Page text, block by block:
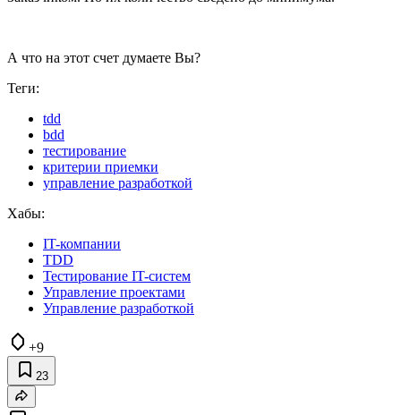
А что на этот счет думаете Вы?
Теги:
tdd
bdd
тестирование
критерии приемки
управление разработкой
Хабы:
IT-компании
TDD
Тестирование IT-систем
Управление проектами
Управление разработкой
+9
23